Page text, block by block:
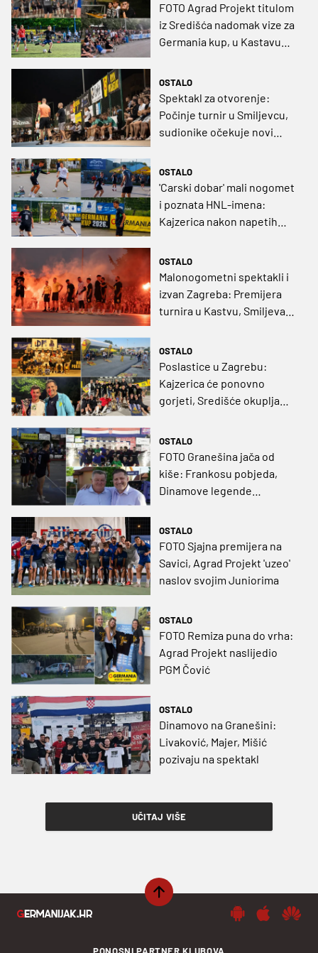
FOTO Agrad Projekt titulom
iz Središća nadomak vize za
Germania kup, u Kastavu
OSTALO
Spektakl za otvorenje:
Počinje turnir u Smiljevcu,
sudionike očekuje novi
OSTALO
'Carski dobar' mali nogomet
i poznata HNL-imena:
Kajzerica nakon napetih
OSTALO
Malonogometni spektakli i
izvan Zagreba: Premijera
turnira u Kastvu, Smiljevac
OSTALO
Poslastice u Zagrebu:
Kajzerica će ponovno
gorjeti, Središće okuplja
OSTALO
FOTO Granešina jača od
kiše: Frankosu pobjeda,
Dinamove legende
OSTALO
FOTO Sjajna premijera na
Savici, Agrad Projekt 'uzeo'
naslov svojim Juniorima
OSTALO
FOTO Remiza puna do vrha:
Agrad Projekt naslijedio
PGM Čović
OSTALO
Dinamovo na Granešini:
Livaković, Majer, Mišić
pozivaju na spektakl
UČITAJ VIŠE